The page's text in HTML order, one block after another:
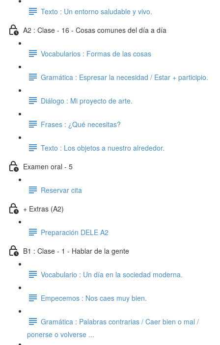
Texto : Un entorno saludable y vivo.
A2 : Clase - 16 - Cosas comunes del día a día
Vocabularios : Formas de las cosas
Gramática : Espresar la necesidad / Estar + participio.
Diálogo : Mi proyecto de arte.
Frases : ¿Qué necesitas?
Texto : Los objetos a nuestro alrededor.
Examen oral - 5
Reservar cita
+ Extras (A2)
Preparación DELE A2
B1 : Clase - 1 - Hablar de la gente
Vocabulario : Un día en la sociedad moderna.
Empecemos : Nos caes muy bien.
Gramática : Palabras contrarias / Caer bien o mal /
ponerse o volverse ...